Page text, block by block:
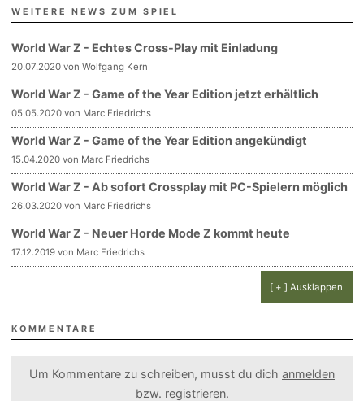
WEITERE NEWS ZUM SPIEL
World War Z - Echtes Cross-Play mit Einladung
20.07.2020 von Wolfgang Kern
World War Z - Game of the Year Edition jetzt erhältlich
05.05.2020 von Marc Friedrichs
World War Z - Game of the Year Edition angekündigt
15.04.2020 von Marc Friedrichs
World War Z - Ab sofort Crossplay mit PC-Spielern möglich
26.03.2020 von Marc Friedrichs
World War Z - Neuer Horde Mode Z kommt heute
17.12.2019 von Marc Friedrichs
[ + ] Ausklappen
KOMMENTARE
Um Kommentare zu schreiben, musst du dich anmelden
bzw. registrieren.